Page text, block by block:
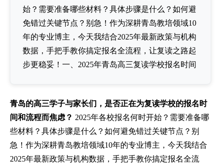
始？需要准备哪些材料？具体步骤是什么？如何避
免错过关键节点？别急！作为深耕青岛教培领域10
年的专业博主，今天我结合2025年最新政策与机构
数据，手把手教你搞定报名全流程，让复读之路起
步更稳妥！一、2025年青岛高三复读学校报名时间
青岛的高三学子与家长们，是否正在为复读学校的报名时
间和流程而焦虑？ 2025年各校报名何时开始？需要准备哪
些材料？具体步骤是什么？如何避免错过关键节点？别
急！作为深耕青岛教培领域10年的专业博主，今天我结合
2025年最新政策与机构数据，手把手教你搞定报名全流